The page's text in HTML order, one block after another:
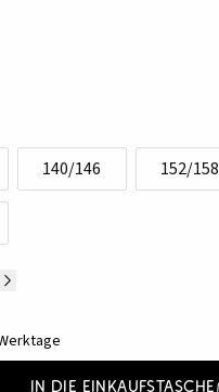
140/146 152/158
In die Einkaufstasche